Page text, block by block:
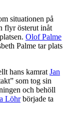
situationen på
flyr österut inåt
Olof Palme
Palme tar plats
hans kamratJan
som tog sin
och behöll
Löhrbörjade ta